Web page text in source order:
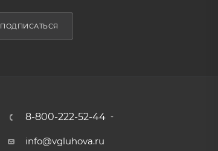
ПОДПИСАТЬСЯ
8-800-222-52-44
info@vgluhova.ru